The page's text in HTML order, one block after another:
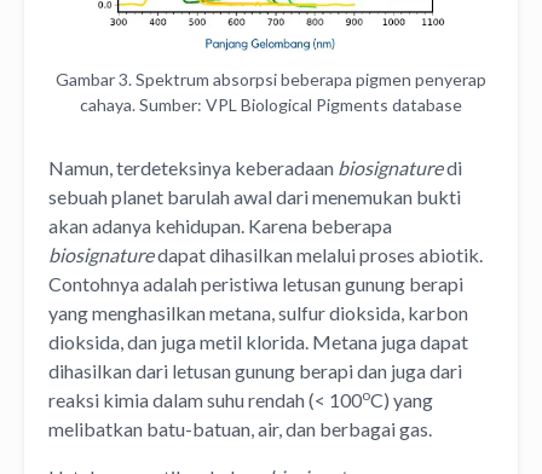
Gambar 3. Spektrum absorpsi beberapa pigmen penyerap
cahaya. Sumber: VPL Biological Pigments database
Namun, terdeteksinya keberadaan biosignaturedi
sebuah planet barulah awal dari menemukan bukti
akan adanya kehidupan. Karena beberapa
biosignaturedapat dihasilkan melalui proses abiotik.
Contohnya adalah peristiwa letusan gunung berapi
yang menghasilkan metana, sulfur dioksida, karbon
dioksida, dan juga metil klorida. Metana juga dapat
dihasilkan dari letusan gunung berapi dan juga dari
reaksi kimia dalam suhu rendah (< 100oC) yang
melibatkan batu-batuan, air, dan berbagai gas.